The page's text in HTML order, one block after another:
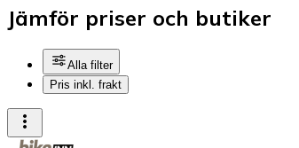
Jämför priser och butiker
Alla filter
Pris inkl. frakt